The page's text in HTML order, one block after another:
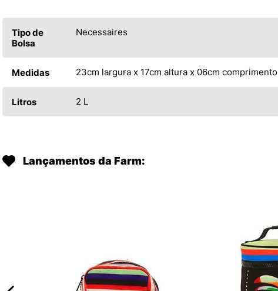
Tipo de
Bolsa
Necessaires
Medidas 23cm largura x 17cm altura x 06cm comprimento
Litros 2 L
Lançamentos da Farm: